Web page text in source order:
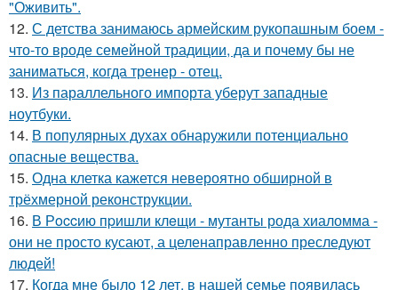
"Оживить".
12. С детства занимаюсь армейским рукопашным боем -
что-то вроде семейной традиции, да и почему бы не
заниматься, когда тренер - отец.
13. Из параллельного импорта уберут западные
ноутбуки.
14. В популярных духах обнаружили потенциально
опасные вещества.
15. Одна клетка кажется невероятно обширной в
трёхмерной реконструкции.
16. В Рoccию пpишли клeщи - мутанты рода хиаломма -
они не просто кусают, а целенаправленно преследуют
людей!
17. Когда мне было 12 лет, в нашей семье появилась